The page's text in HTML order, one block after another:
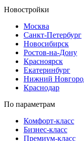
Новостройки
Москва
Санкт-Петербург
Новосибирск
Ростов-на-Дону
Красноярск
Екатеринбург
Нижний
Краснодар
По параметрам
Комфорт-класс
Бизнес-класс
Премиум-класс